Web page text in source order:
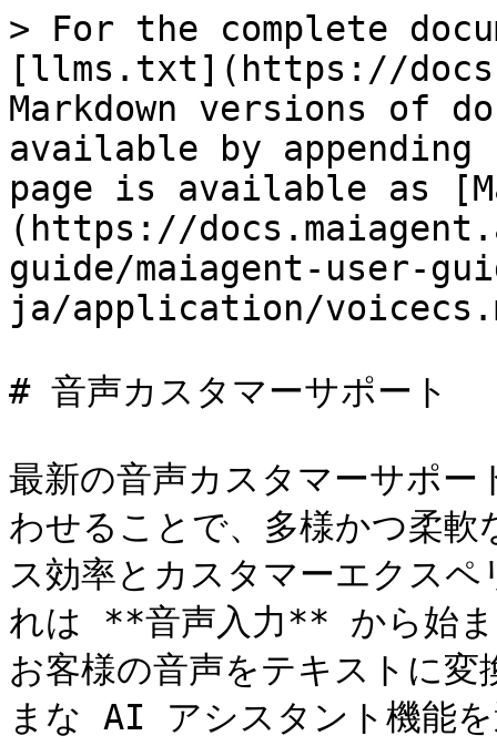
> For the complete
[llms.txt](https://
Markdown versions of
available by
page is available as
(https://
guide/maiagent-user-
ja/application/
# 音声カスタマーサポート
最新の音声カスタマーサポー
わせることで、多様かつ柔
ス効率とカスタマーエクス
れは **音声入力** から始
お客様の音声をテキストに
まな AI アシスタント機能を